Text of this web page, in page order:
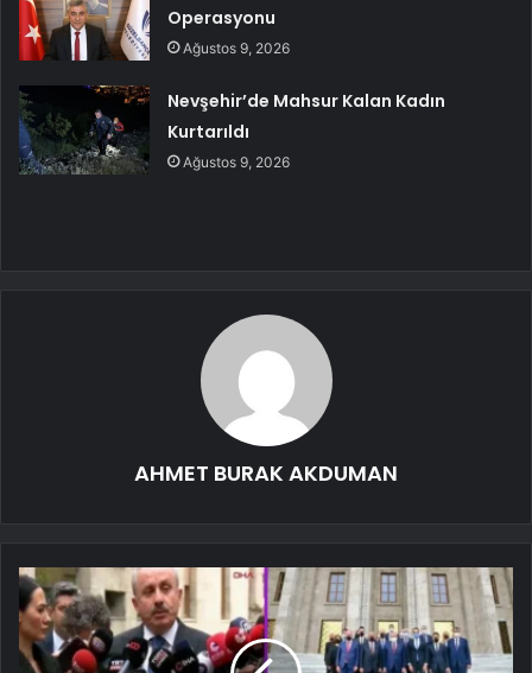
Operasyonu
Ağustos 9, 2026
Nevşehir’de Mahsur Kalan Kadın
Kurtarıldı
Ağustos 9, 2026
AHMET BURAK AKDUMAN